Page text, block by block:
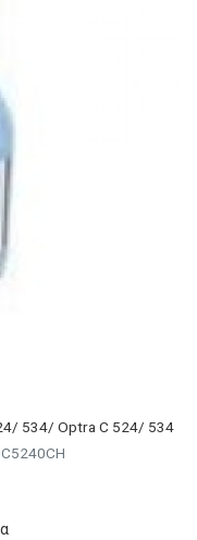
534/ Optra C 524/ 534